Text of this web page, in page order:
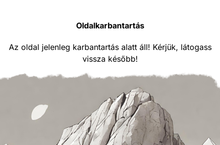
Oldalkarbantartás
Az oldal jelenleg karbantartás alatt áll! Kérjük, látogass
vissza később!